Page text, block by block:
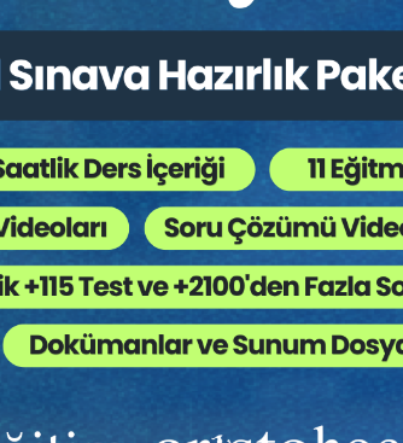
ve Sonuçları
Video Eğitime Erişebilir ve Daha Birçok